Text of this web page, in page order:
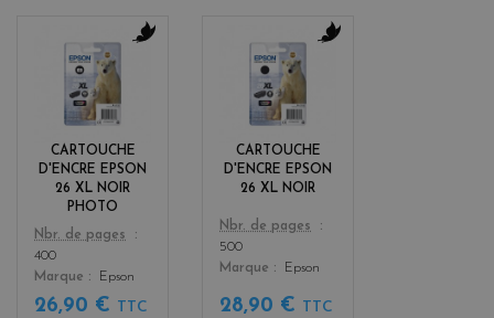
CARTOUCHE
D'ENCRE EPSON
26 XL NOIR
PHOTO
Color
k
Nbr. de pages
400
Marque
Epson
26,90 € TTC
CARTOUCHE
D'ENCRE EPSON
26 XL NOIR
Color
k
Nbr. de pages
500
Marque
Epson
28,90 € TTC